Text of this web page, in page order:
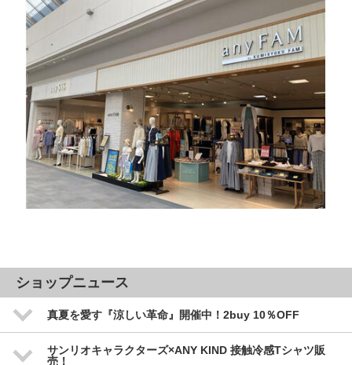
ショップニュース
真夏を愛す『涼しい革命』開催中！2buy 10％OFF
サンリオキャラクターズ×ANY KIND 接触冷感Tシャツ販
売！